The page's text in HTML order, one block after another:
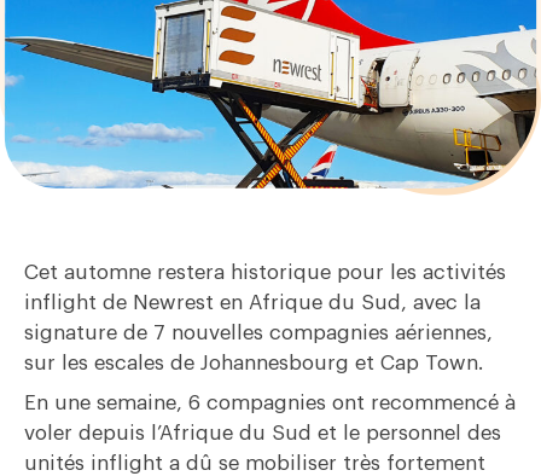
Cet automne restera historique pour les activités
inflight de Newrest en Afrique du Sud, avec la
signature de 7 nouvelles compagnies aériennes,
sur les escales de Johannesbourg et Cap Town.
En une semaine, 6 compagnies ont recommencé à
voler depuis l’Afrique du Sud et le personnel des
unités inflight a dû se mobiliser très fortement